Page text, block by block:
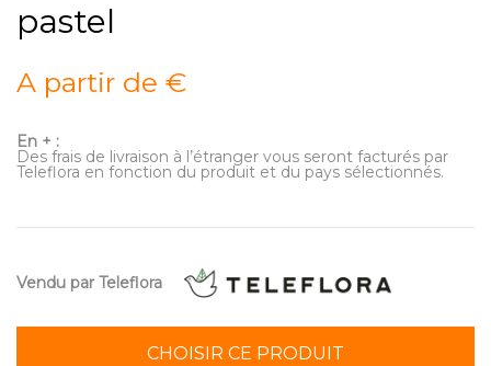
pastel
A partir de €
En + :
Des frais de livraison à l’étranger vous seront facturés par
Teleflora en fonction du produit et du pays sélectionnés.
Vendu par Teleflora
CHOISIR CE PRODUIT